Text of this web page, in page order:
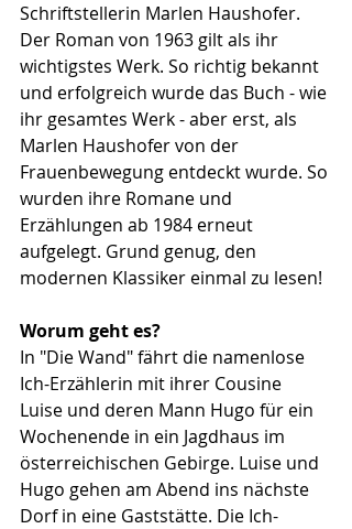
Schriftstellerin Marlen Haushofer.
Der Roman von 1963 gilt als ihr
wichtigstes Werk. So richtig bekannt
und erfolgreich wurde das Buch - wie
ihr gesamtes Werk - aber erst, als
Marlen Haushofer von der
Frauenbewegung entdeckt wurde. So
wurden ihre Romane und
Erzählungen ab 1984 erneut
aufgelegt. Grund genug, den
modernen Klassiker einmal zu lesen!
Worum geht es?
In "Die Wand" fährt die namenlose
Ich-Erzählerin mit ihrer Cousine
Luise und deren Mann Hugo für ein
Wochenende in ein Jagdhaus im
österreichischen Gebirge. Luise und
Hugo gehen am Abend ins nächste
Dorf in eine Gaststätte. Die Ich-